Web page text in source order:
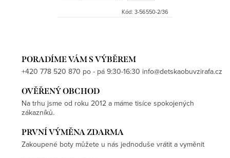
Kód: 3-56550-2/36
PORADÍME VÁM S VÝBĚREM
+420 778 520 870 po - pá 9:30-16:30 info@detskaobuvzirafa.cz
OVĚŘENÝ OBCHOD
Na trhu jsme od roku 2012 a máme tisíce spokojených
zákazníků.
PRVNÍ VÝMĚNA ZDARMA
Zakoupené boty můžete u nás jednoduše vrátit a vyměnit